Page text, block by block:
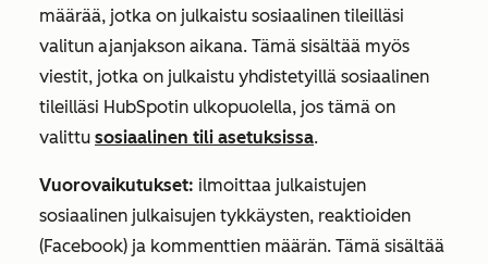
määrää, jotka on julkaistu sosiaalinen tileilläsi
valitun ajanjakson aikana. Tämä sisältää myös
viestit, jotka on julkaistu yhdistetyillä sosiaalinen
tileilläsi HubSpotin ulkopuolella, jos tämä on
valittu sosiaalinen tili asetuksissa.
Vuorovaikutukset: ilmoittaa julkaistujen
sosiaalinen julkaisujen tykkäysten, reaktioiden
(Facebook) ja kommenttien määrän. Tämä sisältää